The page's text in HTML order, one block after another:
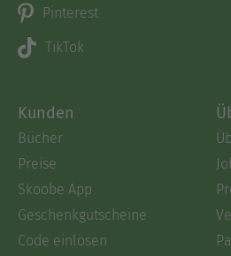
Pinterest
TikTok
Kunden
Bücher
Preise
Skoobe App
Geschenkgutscheine
Code einlösen